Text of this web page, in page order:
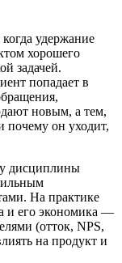
удержание
хорошего
задачей.
попадает в
новым, а тем,
почему он уходит,
дисциплины
На практике
и его экономика —
(отток, NPS,
на продукт и